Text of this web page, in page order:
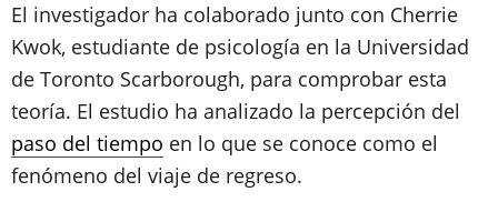
El investigador ha colaborado junto con Cherrie
Kwok, estudiante de psicología en la Universidad
de Toronto Scarborough, para comprobar esta
teoría. El estudio ha analizado la percepción del
paso del tiempo en lo que se conoce como el
fenómeno del viaje de regreso.